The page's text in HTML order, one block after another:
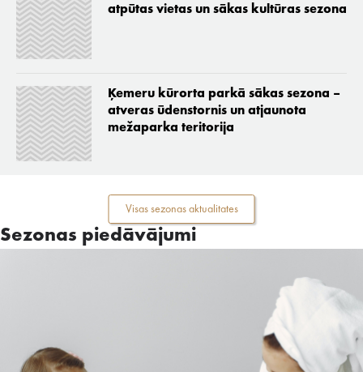
atpūtas vietas un sākas kultūras sezona
Ķemeru kūrorta parkā sākas sezona –
atveras ūdenstornis un atjaunota
mežaparka teritorija
Visas sezonas aktualitates
Sezonas piedāvājumi